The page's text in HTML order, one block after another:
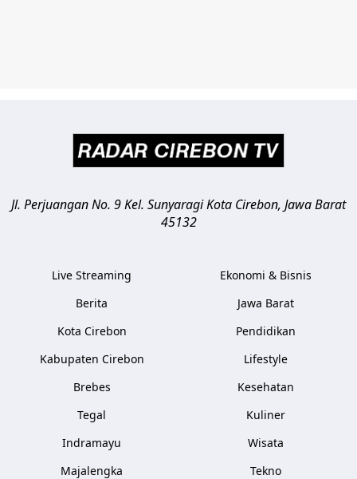
Jl. Perjuangan No. 9 Kel. SunyaragiKota Cirebon, Jawa Barat
45132
Live Streaming
Berita
Kota Cirebon
Kabupaten Cirebon
Brebes
Tegal
Indramayu
Majalengka
Ekonomi & Bisnis
Jawa Barat
Pendidikan
Lifestyle
Kesehatan
Kuliner
Wisata
Tekno